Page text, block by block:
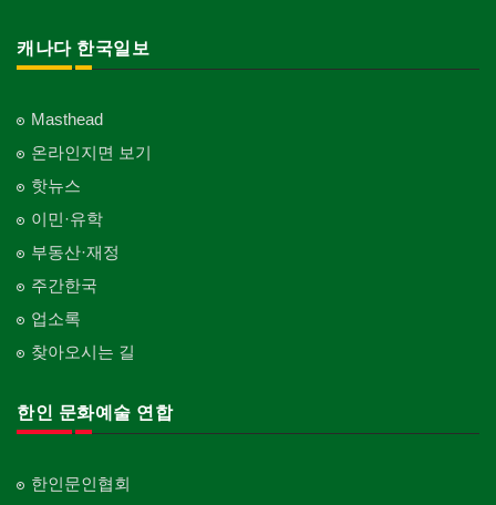
캐나다 한국일보
Masthead
온라인지면 보기
핫뉴스
이민·유학
부동산·재정
주간한국
업소록
찾아오시는 길
한인 문화예술 연합
한인문인협회